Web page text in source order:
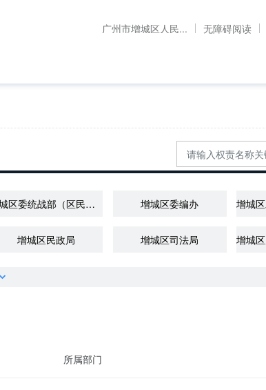
广州市增城区人民... 无障碍阅读
增城区委统战部（区民族宗教局、区侨务局） 增城区委编办
增城区民政局 增城区司法局
所属部门